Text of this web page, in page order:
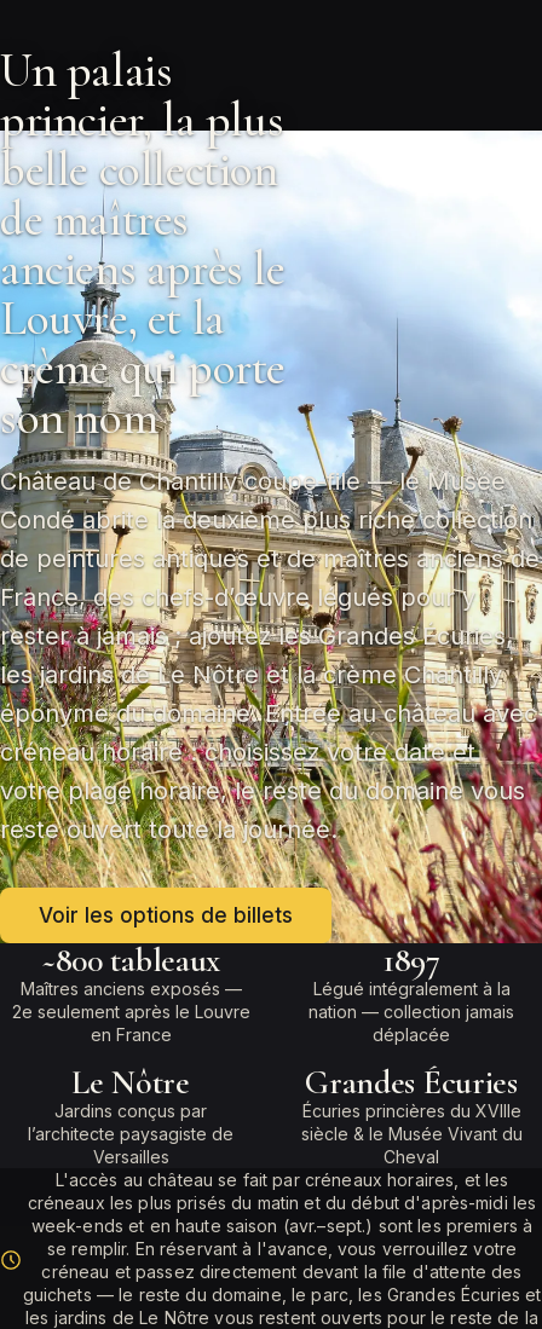
Un palais
princier, la plus
belle collection
de maîtres
anciens après le
Louvre, et la
crème qui porte
son nom
Château de Chantilly coupe-file — le Musée
Condé abrite la deuxième plus riche collection
de peintures antiques et de maîtres anciens de
France, des chefs-d’œuvre légués pour y
rester à jamais ; ajoutez les Grandes Écuries,
les jardins de Le Nôtre et la crème Chantilly
éponyme du domaine. Entrée au château avec
créneau horaire : choisissez votre date et
votre plage horaire, le reste du domaine vous
reste ouvert toute la journée.
Voir les options de billets
~800 tableaux
Maîtres anciens exposés —
2e seulement après le Louvre
en France
1897
Légué intégralement à la
nation — collection jamais
déplacée
Le Nôtre
Jardins conçus par
l’architecte paysagiste de
Versailles
Grandes Écuries
Écuries princières du XVIIIe
siècle & le Musée Vivant du
Cheval
L'accès au château se fait par créneaux horaires, et les
créneaux les plus prisés du matin et du début d'après-midi les
week-ends et en haute saison (avr.–sept.) sont les premiers à
se remplir. En réservant à l'avance, vous verrouillez votre
créneau et passez directement devant la file d'attente des
guichets — le reste du domaine, le parc, les Grandes Écuries et
les jardins de Le Nôtre vous restent ouverts pour le reste de la